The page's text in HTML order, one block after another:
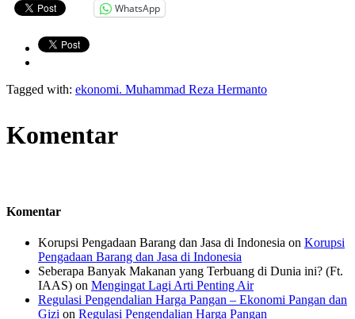
WhatsApp
Tagged with: ekonomi. Muhammad Reza Hermanto
Komentar
Komentar
Korupsi Pengadaan Barang dan Jasa di Indonesia on Korupsi
Pengadaan Barang dan Jasa di Indonesia
Seberapa Banyak Makanan yang Terbuang di Dunia ini? (Ft.
IAAS) on Mengingat Lagi Arti Penting Air
Regulasi Pengendalian Harga Pangan – Ekonomi Pangan dan
Gizi on Regulasi Pengendalian Harga Pangan